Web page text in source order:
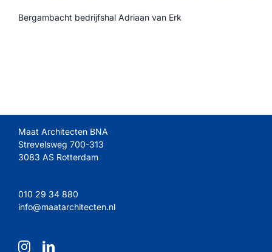
Bergambacht bedrijfshal Adriaan van Erk
Maat Architecten BNA
Strevelsweg 700-313
3083 AS Rotterdam
010 29 34 880
info@maatarchitecten.nl